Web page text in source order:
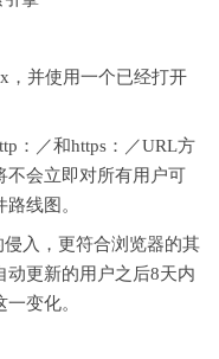
，并使用一个已经打开
：／和https：／URL方
不会立即对所有用户可
线图。
入，更符合浏览器的其
动更新的用户之后8天内
变化。